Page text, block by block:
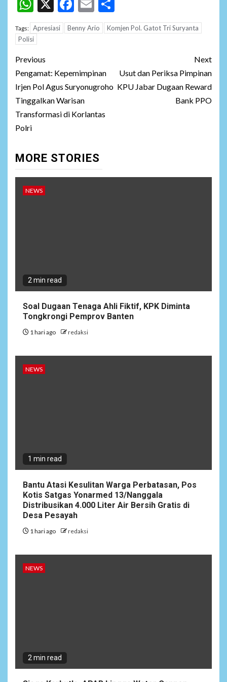
Tags: Apresiasi Benny Ario
Komjen Pol. Gatot Tri Suryanta
Polisi
Post
navigation
Previous
Pengamat: Kepemimpinan
Irjen Pol Agus Suryonugroho
Tinggalkan Warisan
Transformasi di Korlantas
Polri
Next
Usut dan Periksa Pimpinan
KPU Jabar Dugaan Reward
Bank PPO
MORE STORIES
NEWS
2 min read
Soal Dugaan Tenaga Ahli Fiktif, KPK Diminta
Tongkrongi Pemprov Banten
1 hari ago redaksi
NEWS
1 min read
Bantu Atasi Kesulitan Warga Perbatasan, Pos
Kotis Satgas Yonarmed 13/Nanggala
Distribusikan 4.000 Liter Air Bersih Gratis di
Desa Pesayah
1 hari ago redaksi
NEWS
2 min read